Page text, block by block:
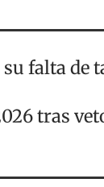
falta de
tras